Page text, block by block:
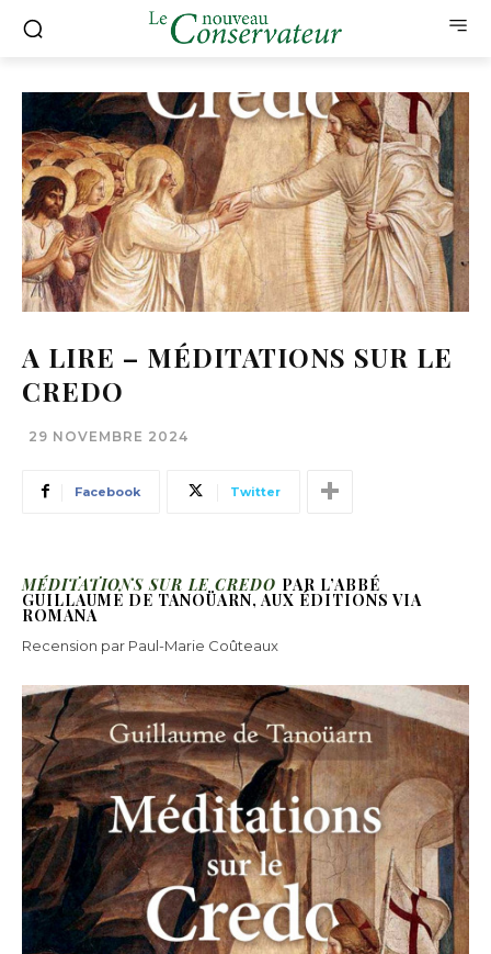
A LIRE – MÉDITATIONS SUR LE
CREDO
29 NOVEMBRE 2024
Facebook Twitter
MÉDITATIONS SUR LE CREDO PAR L’ABBÉ
GUILLAUME DE TANOÜARN, AUX ÉDITIONS VIA
ROMANA
Recension par Paul-Marie Coûteaux